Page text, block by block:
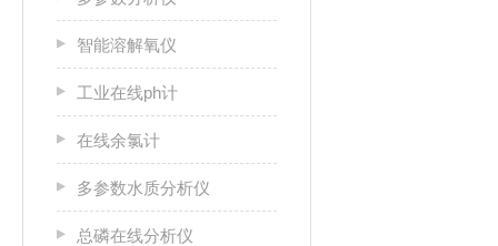
智能溶解氧仪
工业在线ph计
在线余氯计
多参数水质分析仪
总磷在线分析仪